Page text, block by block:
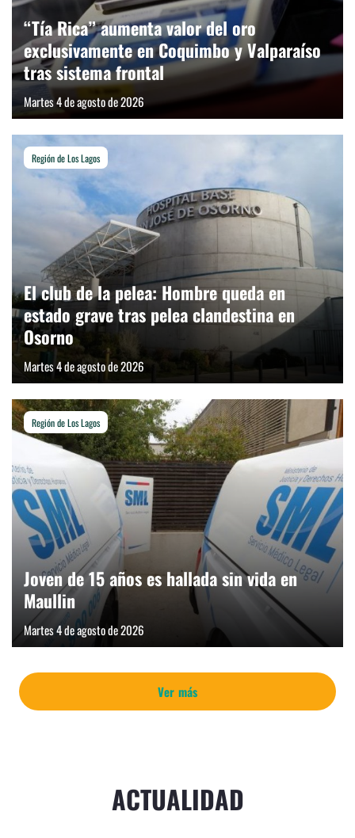
Ver más
“Tía Rica” aumenta valor del oro
exclusivamente en Coquimbo y Valparaíso
tras sistema frontal
Martes 4 de agosto de 2026
Región de Los Lagos
El club de la pelea: Hombre queda en
estado grave tras pelea clandestina en
Osorno
Martes 4 de agosto de 2026
Región de Los Lagos
Joven de 15 años es hallada sin vida en
Maullin
Martes 4 de agosto de 2026
ACTUALIDAD